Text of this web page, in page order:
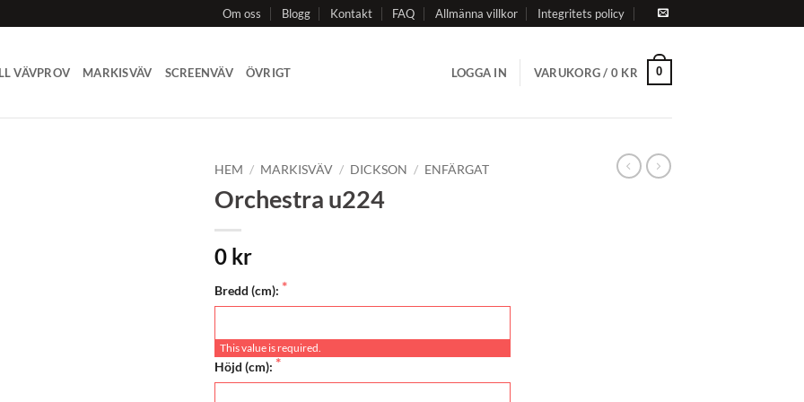
Om oss Blogg Kontakt FAQ Allmänna villkor Integritets policy
VÄVPROV MARKISVÄV SCREENVÄV ÖVRIGT LOGGA IN VARUKORG / 0 KR 0
HEM / MARKISVÄV / DICKSON / ENFÄRGAT
Orchestra u224
0 kr
Bredd (cm):
This value is required.
Höjd (cm):